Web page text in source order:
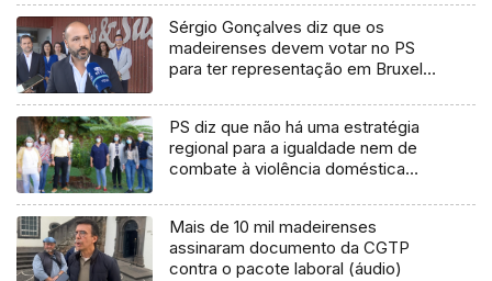
Sérgio Gonçalves diz que os
madeirenses devem votar no PS
para ter representação em Bruxelas
PS diz que não há uma estratégia
regional para a igualdade nem de
combate à violência doméstica
Mais de 10 mil madeirenses
assinaram documento da CGTP
contra o pacote laboral (áudio)